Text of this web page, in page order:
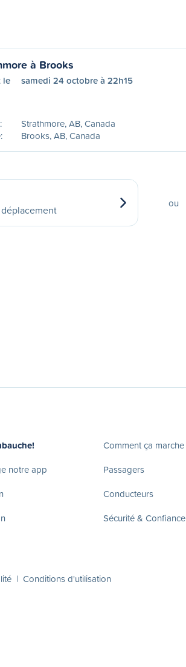
à Brooks
le samedi 24 octobre à 22h15
Strathmore, AB, Canada
Brooks, AB, Canada
ou
notre app
Comment ça marche
Passagers
Conducteurs
Sécurité & Confiance
| Conditions d'utilisation